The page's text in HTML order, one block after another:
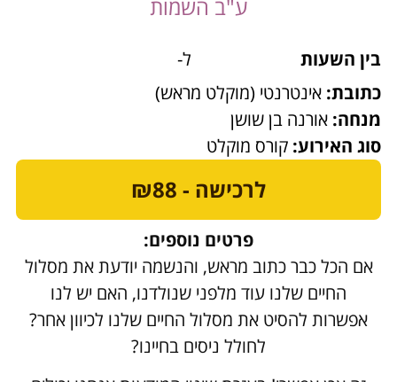
ע"ב השמות
פרטים נוספים:
אם הכל כבר כתוב מראש, והנשמה יודעת את מסלול
החיים שלנו עוד מלפני שנולדנו, האם יש לנו
אפשרות להסיט את מסלול החיים שלנו לכיוון אחר?
לחולל ניסים בחיינו?
בין השעות
ל-
כתובת: אינטרנטי (מוקלט מראש)
מנחה: אורנה בן שושן
סוג האירוע: קורס מוקלט
לרכישה - ₪88